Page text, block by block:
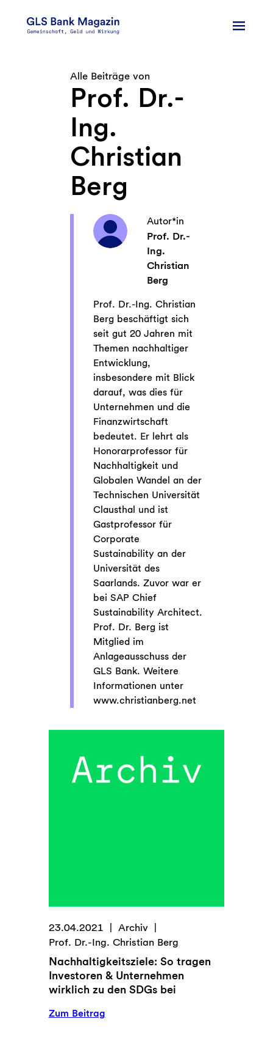
Inhalt
Alle Beiträge von
Prof. Dr.-
Ing.
Christian
Berg
Autor*in
Prof. Dr.-
Ing.
Christian
Berg
Prof. Dr.-Ing. Christian
Berg beschäftigt sich
seit gut 20 Jahren mit
Themen nachhaltiger
Entwicklung,
insbesondere mit Blick
darauf, was dies für
Unternehmen und die
Finanzwirtschaft
bedeutet. Er lehrt als
Honorarprofessor für
Nachhaltigkeit und
Globalen Wandel an der
Technischen Universität
Clausthal und ist
Gastprofessor für
Corporate
Sustainability an der
Universität des
Saarlands. Zuvor war er
bei SAP Chief
Sustainability Architect.
Prof. Dr. Berg ist
Mitglied im
Anlageausschuss der
GLS Bank. Weitere
Informationen unter
www.christianberg.net
23.04.2021
Archiv
Prof. Dr.-Ing. Christian Berg
Nachhaltigkeitsziele: So tragen
Investoren & Unternehmen
wirklich zu den SDGs bei
Zum Beitrag: